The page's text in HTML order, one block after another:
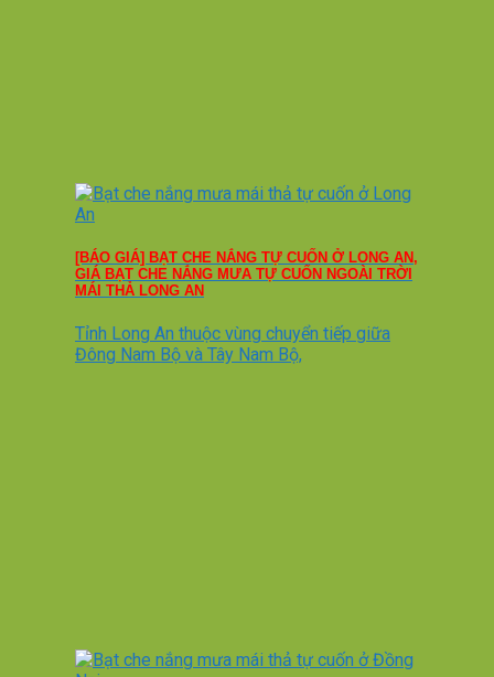
[BÁO GIÁ] BẠT CHE NẮNG TỰ CUỐN Ở LONG AN,
GIÁ BẠT CHE NẮNG MƯA TỰ CUỐN NGOÀI TRỜI
MÁI THẢ LONG AN
Tỉnh Long An thuộc vùng chuyển tiếp giữa
Đông Nam Bộ và Tây Nam Bộ,